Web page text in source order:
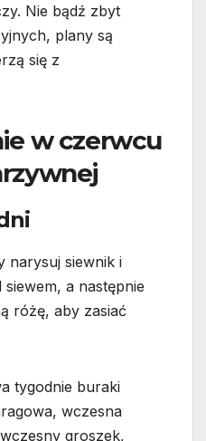
Nie bądź zbyt
plany są
się z
w czerwcu
narysuj siewnik i
a następnie
różę, aby zasiać
tygodnie buraki
wczesna
groszek,